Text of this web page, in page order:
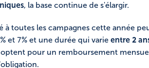
, la base continue de s'élargir.
à toutes les campagnes cette année
et 7% et une durée qui varie entre 2
pour un remboursement